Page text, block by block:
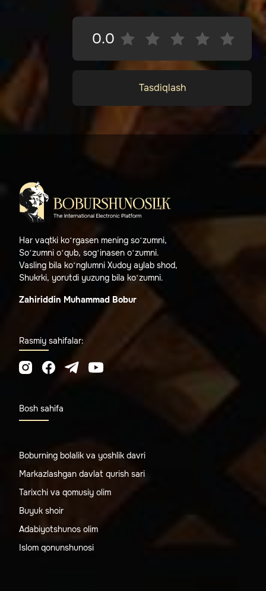
0.0
Tasdiqlash
Har vaqtki ko‘rgasen mening so‘zumni,
So‘zumni o‘qub, sog‘inasen o‘zumni.
Vasling bila ko‘nglumni Xudoy aylab shod,
Shukrki, yorutdi yuzung bila ko‘zumni.
Zahiriddin Muhammad Bobur
Rasmiy sahifalar:
Bosh sahifa
Boburning bolalik va yoshlik davri
Markazlashgan davlat qurish sari
Tarixchi va qomusiy olim
Buyuk shoir
Adabiyotshunos olim
Islom qonunshunosi